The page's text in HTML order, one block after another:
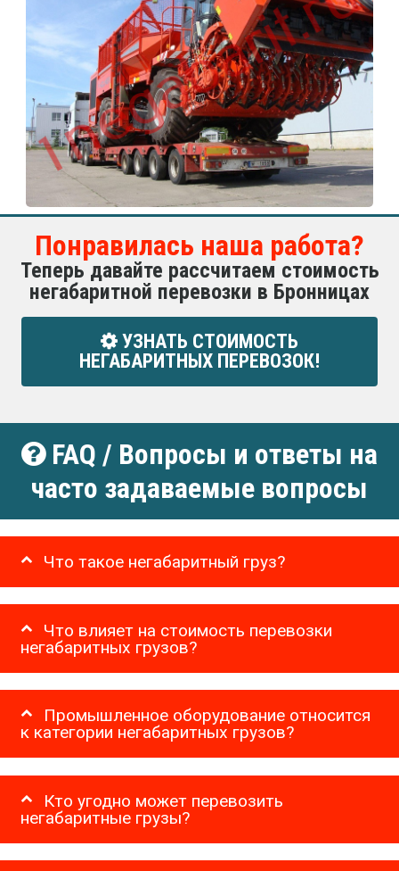
Понравилась наша работа?
Теперь давайте рассчитаем стоимость
негабаритной перевозки в Бронницах
УЗНАТЬ СТОИМОСТЬ
НЕГАБАРИТНЫХ ПЕРЕВОЗОК!
FAQ / Вопросы и ответы на
часто задаваемые вопросы
Что такое негабаритный груз?
Что влияет на стоимость перевозки
негабаритных грузов?
Промышленное оборудование относится
к категории негабаритных грузов?
Кто угодно может перевозить
негабаритные грузы?